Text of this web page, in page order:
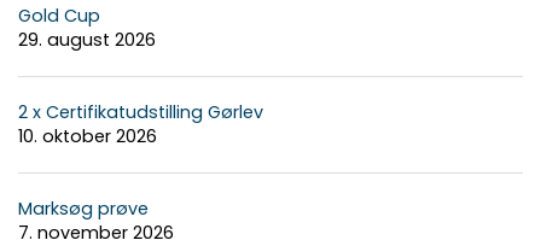
Gold Cup
29. august 2026
2 x Certifikatudstilling Gørlev
10. oktober 2026
Marksøg prøve
7. november 2026